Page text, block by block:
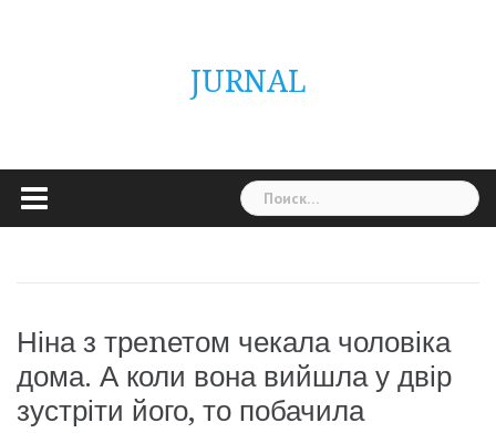
JURNAL
Найти:
Ніна з треnетом чекала чоловіка
дома. А коли вона вийшла у двір
зустріти його, то побачила